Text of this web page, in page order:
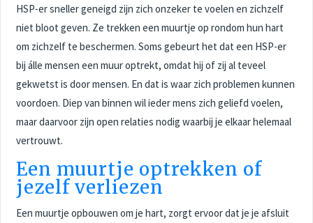
HSP-er sneller geneigd zijn zich onzeker te voelen en zichzelf
niet bloot geven. Ze trekken een muurtje op rondom hun hart
om zichzelf te beschermen. Soms gebeurt het dat een HSP-er
bij álle mensen een muur optrekt, omdat hij of zij al teveel
gekwetst is door mensen. En dat is waar zich problemen kunnen
voordoen. Diep van binnen wil ieder mens zich geliefd voelen,
maar daarvoor zijn open relaties nodig waarbij je elkaar helemaal
vertrouwt.
Een muurtje optrekken of
jezelf verliezen
Een muurtje opbouwen om je hart, zorgt ervoor dat je je afsluit